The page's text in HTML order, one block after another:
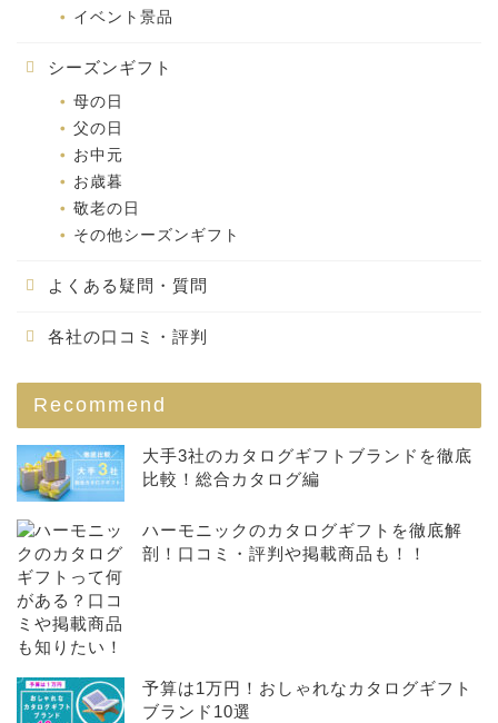
イベント景品
シーズンギフト
母の日
父の日
お中元
お歳暮
敬老の日
その他シーズンギフト
よくある疑問・質問
各社の口コミ・評判
Recommend
大手3社のカタログギフトブランドを徹底
比較！総合カタログ編
ハーモニックのカタログギフトを徹底解
剖！口コミ・評判や掲載商品も！！
予算は1万円！おしゃれなカタログギフト
ブランド10選